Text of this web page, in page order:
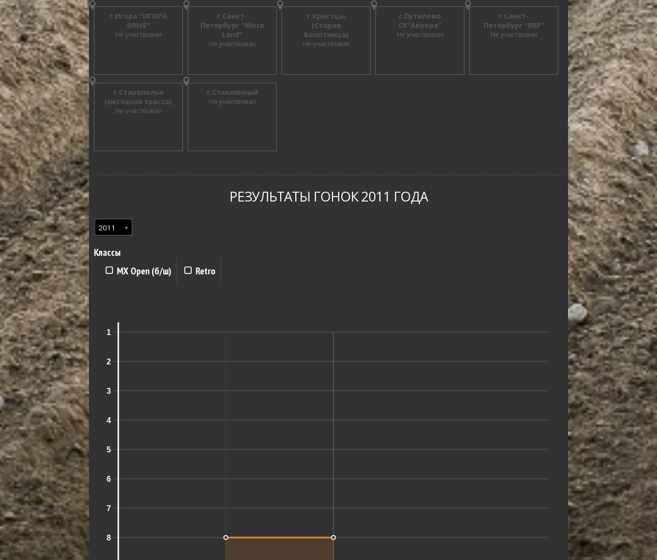
г.Игора "ИГОРА
DRIVE"
Не участвовал
г.Санкт-
Петербург "Moto
Land"
Не участвовал
г.Крестцы
(Старая
Болотница)
Не участвовал
г.Путилово
СК"Аврора"
Не участвовал
г.Санкт-
Петербург "BRP"
Не участвовал
г.Старополье
(песчаная трасса)
Не участвовал
г.Стеклянный
Не участвовал
РЕЗУЛЬТАТЫ ГОНОК 2011 ГОДА
2011
Классы
MX Open (б/ш)
Retro
1
2
3
4
5
6
7
8